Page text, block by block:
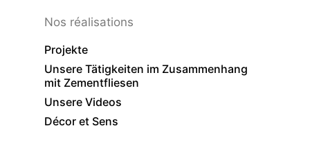
Nos réalisations
Projekte
Unsere Tätigkeiten im Zusammenhang
mit Zementfliesen
Unsere Videos
Décor et Sens